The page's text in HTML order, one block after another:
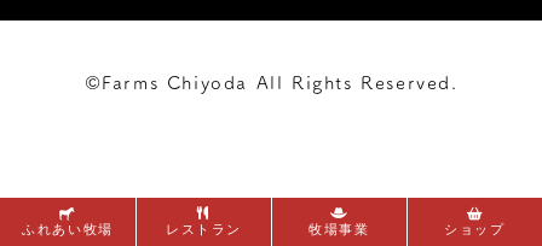
©Farms Chiyoda All Rights Reserved.
ふれあい牧場 レストラン 牧場事業 ショップ